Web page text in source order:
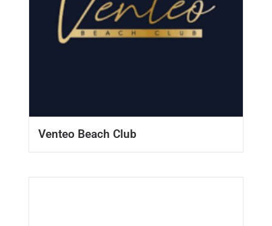
Venteo Beach Club